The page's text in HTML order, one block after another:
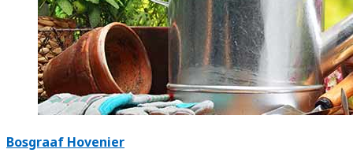
Bosgraaf Hovenier